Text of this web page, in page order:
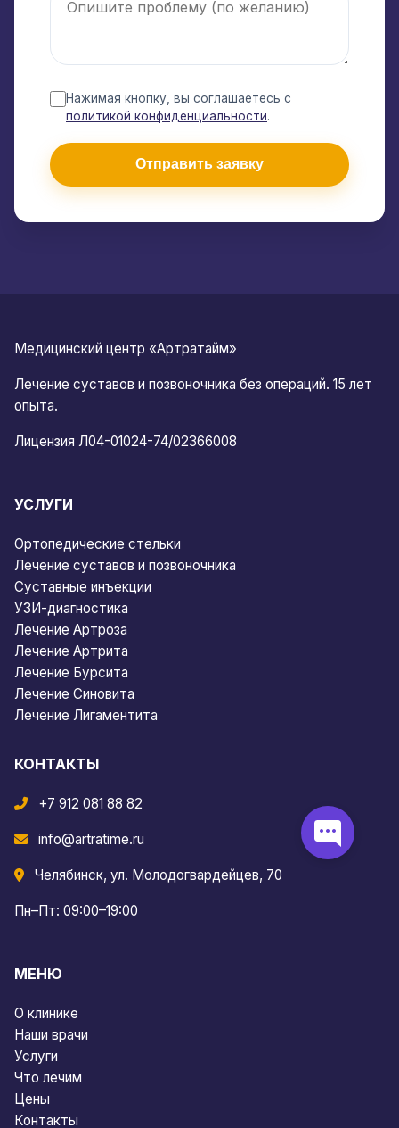
Нажимая кнопку, вы соглашаетесь с
политикой конфиденциальности.
Отправить заявку
Медицинский центр «Артратайм»
Лечение суставов и позвоночника без операций. 15 лет
опыта.
Лицензия Л04-01024-74/02366008
УСЛУГИ
Ортопедические стельки
Лечение суставов и позвоночника
Суставные инъекции
УЗИ-диагностика
Лечение Артроза
Лечение Артрита
Лечение Бурсита
Лечение Синовита
Лечение Лигаментита
КОНТАКТЫ
+7 912 081 88 82
info@artratime.ru
Челябинск, ул. Молодогвардейцев, 70
Пн–Пт: 09:00–19:00
МЕНЮ
О клинике
Наши врачи
Услуги
Что лечим
Цены
Контакты